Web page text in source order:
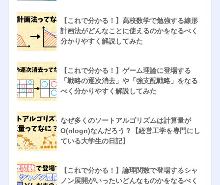
【これで分かる！】高校数学で勉強する線形
計画法がどんなことに使えるのかをなるべく
分かりやすく解説してみた
【これで分かる！】ゲーム理論に登場する
「戦略の逐次消去」や「強支配戦略」をなる
べく分かりやすく解説してみた
なぜ多くのソートアルゴリズムは計算量が
O(nlogn)なんだろう？【経営工学を専門にし
ている大学生の日記】
【これで分かる！】論理関数で登場するシャ
ノン展開がいったいどんなものかをなるべく